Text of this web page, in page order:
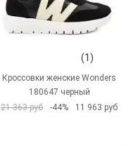
(1)
Кроссовки женские Wonders
180647 черный
21 363 руб
-44% 11 963 руб